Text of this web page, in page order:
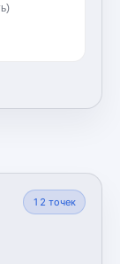
12 точек